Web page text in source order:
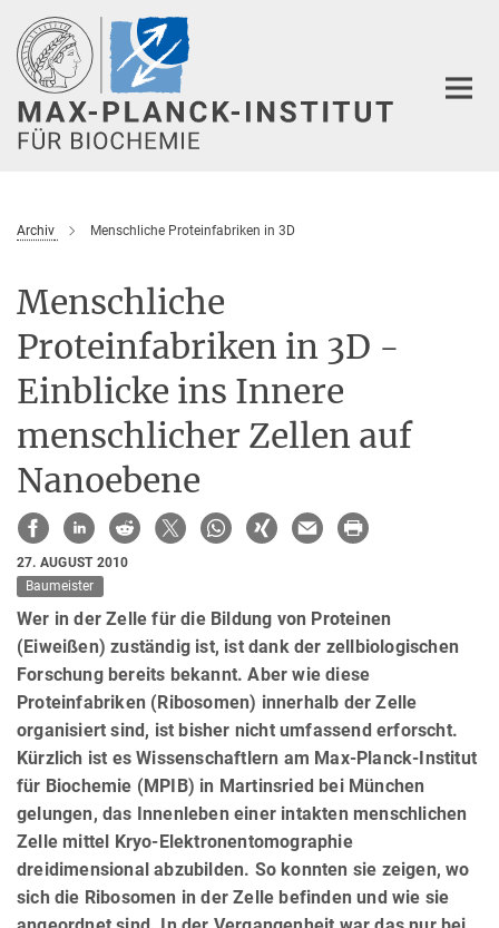
Hauptinhalt
Archiv Menschliche Proteinfabriken in 3D
Menschliche
Proteinfabriken in 3D -
Einblicke ins Innere
menschlicher Zellen auf
Nanoebene
27. AUGUST 2010
Baumeister
Wer in der Zelle für die Bildung von Proteinen
(Eiweißen) zuständig ist, ist dank der zellbiologischen
Forschung bereits bekannt. Aber wie diese
Proteinfabriken (Ribosomen) innerhalb der Zelle
organisiert sind, ist bisher nicht umfassend erforscht.
Kürzlich ist es Wissenschaftlern am Max-Planck-Institut
für Biochemie (MPIB) in Martinsried bei München
gelungen, das Innenleben einer intakten menschlichen
Zelle mittel Kryo-Elektronentomographie
dreidimensional abzubilden. So konnten sie zeigen, wo
sich die Ribosomen in der Zelle befinden und wie sie